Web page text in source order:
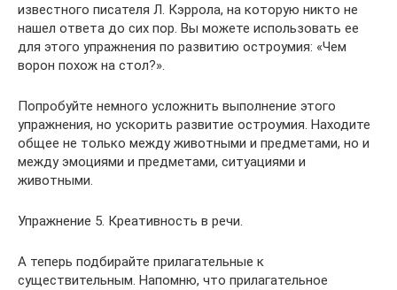
известного писателя Л. Кэррола, на которую никто не
нашел ответа до сих пор. Вы можете использовать ее
для этого упражнения по развитию остроумия: «Чем
ворон похож на стол?».
Попробуйте немного усложнить выполнение этого
упражнения, но ускорить развитие остроумия. Находите
общее не только между животными и предметами, но и
между эмоциями и предметами, ситуациями и
животными.
Упражнение 5. Креативность в речи.
А теперь подбирайте прилагательные к
существительным. Напомню, что прилагательное